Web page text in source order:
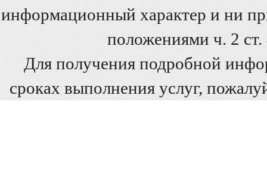
информационный характер и ни
положениями ч. 2
Для получения подробной
сроках выполнения услуг,